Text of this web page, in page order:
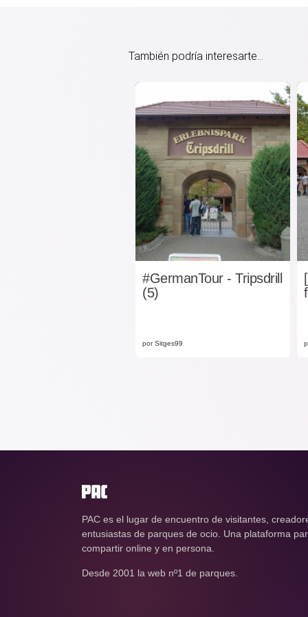
También podría interesarte...
#GermanTour - Tripsdrill
(5)
por Sitges99
PAC es el lugar de encuentro de visitantes,
entusiastas de parques de ocio. Una plataforma
compartir online y en persona.
Desde 2001 la web nº1 de parques.